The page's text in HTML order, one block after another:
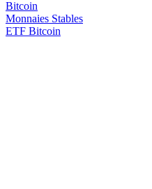
Bitcoin
Monnaies Stables
ETF Bitcoin